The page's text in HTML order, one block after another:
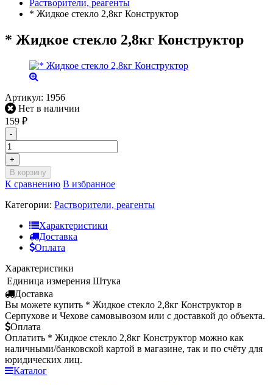
Растворители, реагенты
* Жидкое стекло 2,8кг Конструктор
* Жидкое стекло 2,8кг Конструктор
Артикул: 1956
Нет в наличии
159 ₽
-
+
В корзину
К сравнению В избранное
Категории: Растворители, реагенты
Характеристики
Доставка
Оплата
Характеристики
Единица измерения Штука
Доставка
Вы можете купить * Жидкое стекло 2,8кг Конструктор в
Серпухове и Чехове самовывозом или с доставкой до объекта.
Оплата
Оплатить * Жидкое стекло 2,8кг Конструктор можно как
наличными/банковской картой в магазине, так и по счёту для
юридических лиц.
Каталог